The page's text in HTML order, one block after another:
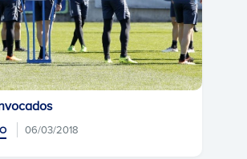
06/03/2018